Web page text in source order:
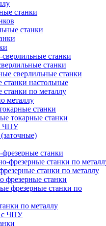
станки
станки
станки
станки
сверлильные станки
настольные
по металлу
металлу
станки
токарные станки
ЧПУ
станки
фрезерные станки по
станки по металлу
фрезерные станки
фрезерные станки по
по металлу
с ЧПУ